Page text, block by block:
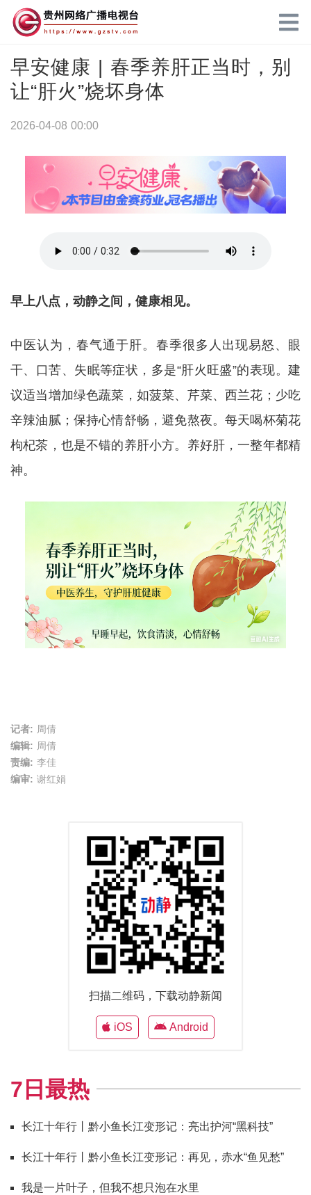
早安健康 | 春季养肝正当时，别
让“肝火”烧坏身体
2026-04-08 00:00
早上八点，动静之间，健康相见。
中医认为，春气通于肝。春季很多人出现易怒、眼
干、口苦、失眠等症状，多是“肝火旺盛”的表现。建
议适当增加绿色蔬菜，如菠菜、芹菜、西兰花；少吃
辛辣油腻；保持心情舒畅，避免熬夜。每天喝杯菊花
枸杞茶，也是不错的养肝小方。养好肝，一整年都精
神。
记者: 周倩
编辑: 周倩
责编: 李佳
编审: 谢红娟
扫描二维码，下载动静新闻
iOS Android
7日最热
长江十年行丨黔小鱼长江变形记：亮出护河“黑科技”
长江十年行丨黔小鱼长江变形记：再见，赤水“鱼见愁”
我是一片叶子，但我不想只泡在水里